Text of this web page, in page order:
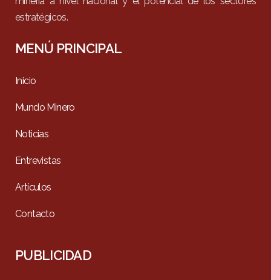
estratégicos.
MENÚ PRINCIPAL
Inicio
Mundo Minero
Noticias
Entrevistas
Artículos
Contacto
PUBLICIDAD